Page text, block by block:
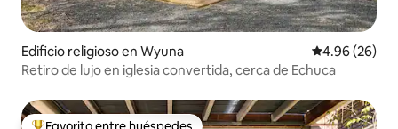
Edificio religioso en Wyuna Calificación
4.96 (26)
Retiro de lujo en iglesia convertida, cerca de Echuca